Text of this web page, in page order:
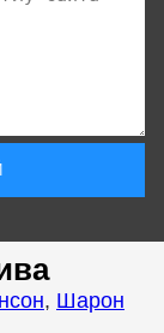
, Шарон